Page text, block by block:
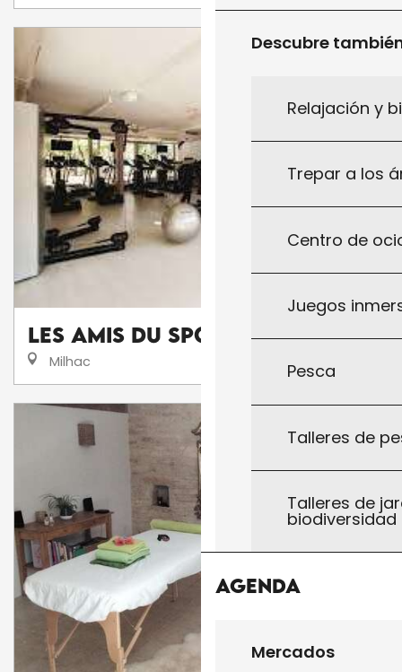
Descubre
Relajación y
Trepar a los
Centro de
Juegos
Pesca
Talleres de
Talleres de
biodiversidad
Agenda
Mercados
Les Amis du Sport Lotois
Milhac